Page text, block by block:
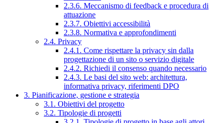
2.3.6. Meccanismo di feedback e procedura di
attuazione
2.3.7. Obiettivi accessibilità
2.3.8. Normativa e approfondimenti
2.4. Privacy
2.4.1. Come rispettare la privacy sin dalla
progettazione di un sito o servizio digitale
2.4.2. Richiedi il consenso quando necessario
2.4.3. Le basi del sito web: architettura,
informativa privacy, riferimenti DPO
3. Pianificazione, gestione e strategia
3.1. Obiettivi del progetto
3.2. Tipologie di progetti